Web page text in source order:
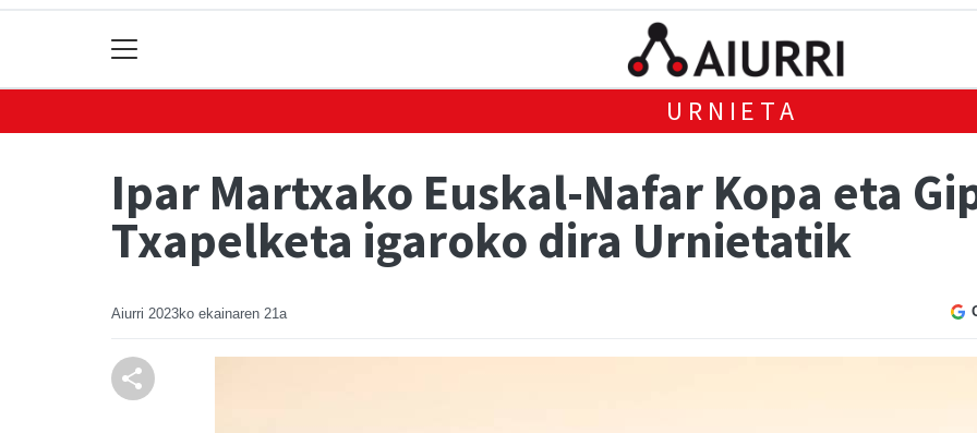
URNIETA
Ipar Martxako Euskal-Nafar Kopa eta
Txapelketa igaroko dira Urnietatik
Aiurri 2023ko ekainaren 21a